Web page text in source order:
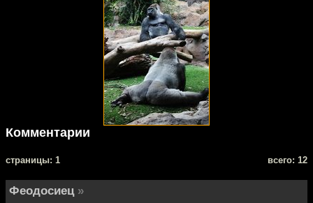
Комментарии
cтраницы: 1 всего: 12
Феодосиец »